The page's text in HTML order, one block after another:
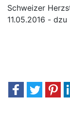
Schweizer
11.05.2016 - dzu